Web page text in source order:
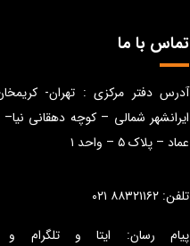
تماس با ما
آدرس دفتر مرکزی : تهران-
ایرانشهر شمالی – کوچه دهقانی
عماد – پلاک ۵ – واحد ۱
تلفن: ۸۸۳۲۱۱۶۲ ۰۲۱
پیام رسان: ایتا و تلگرام و